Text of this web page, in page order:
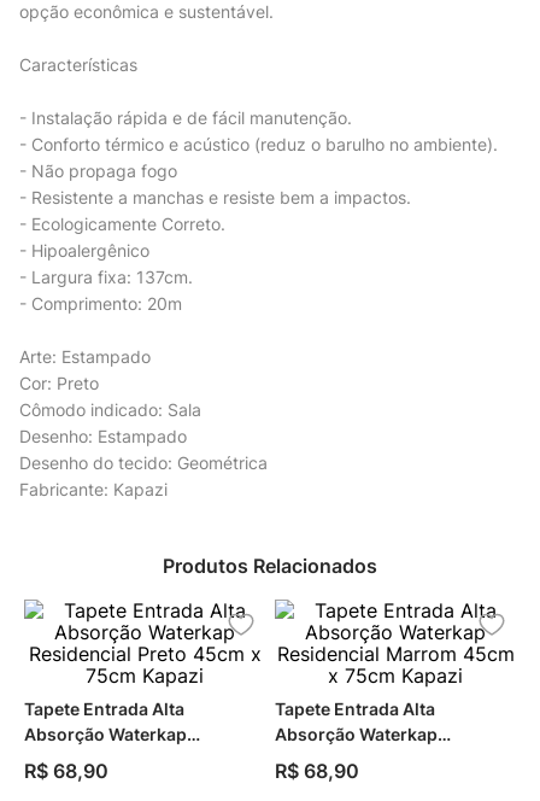
opção econômica e sustentável.
Características
- Instalação rápida e de fácil manutenção.
- Conforto térmico e acústico (reduz o barulho no ambiente).
- Não propaga fogo
- Resistente a manchas e resiste bem a impactos.
- Ecologicamente Correto.
- Hipoalergênico
- Largura fixa: 137cm.
- Comprimento: 20m
Arte: Estampado
Cor: Preto
Cômodo indicado: Sala
Desenho: Estampado
Desenho do tecido: Geométrica
Fabricante: Kapazi
Produtos Relacionados
Tapete Entrada Alta
Absorção Waterkap
Residencial Preto 45cm x
75cm Kapazi
R$ 68,90
Tapete Entrada Alta
Absorção Waterkap
Residencial Marrom 45cm x
75cm Kapazi
R$ 68,90